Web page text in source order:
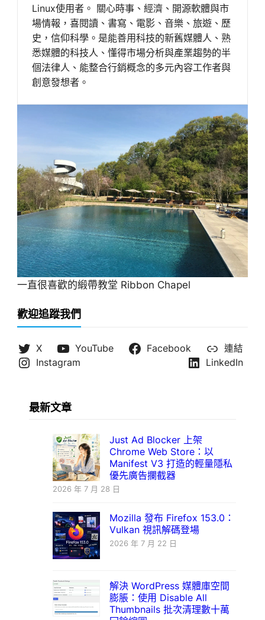
Linux使用者。 關心時事、經濟、開源軟體與市
場情報，喜閱讀、書寫、電影、音樂、旅遊、歷
史，信仰科學。是能善用科技的新舊媒體人、熟
悉媒體的科技人、懂得市場分析與產業趨勢的半
個法律人、能整合行銷概念的多元內容工作者與
創意發想者。
一直很喜歡的緞帶教堂 Ribbon Chapel
歡迎追蹤我們
X YouTube Facebook
連結
Instagram
LinkedIn
最新文章
Just Ad Blocker 上架
Chrome Web Store：以
Manifest V3 打造的輕量隱私
優先廣告攔截器
2026 年 7 月 28 日
Mozilla 發布 Firefox 153.0：
Vulkan 視訊解碼登場
2026 年 7 月 22 日
解決 WordPress 媒體庫空間
膨脹：使用 Disable All
Thumbnails 批次清理數十萬